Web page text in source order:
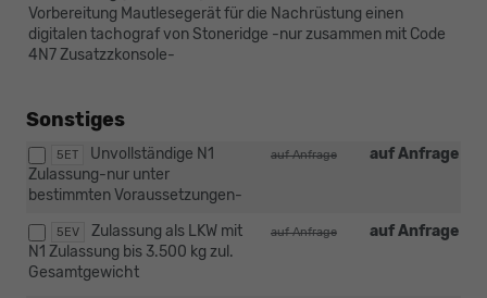
Vorbereitung Mautlesegerät für die Nachrüstung einen
digitalen tachograf von Stoneridge -nur zusammen mit Code
4N7 Zusatzzkonsole-
Sonstiges
5ET auf Anfrage
auf Anfrage
Unvollständige N1
Zulassung-nur unter
bestimmten Voraussetzungen-
5EV auf Anfrage
auf Anfrage
Zulassung als LKW mit
N1 Zulassung bis 3.500 kg zul.
Gesamtgewicht